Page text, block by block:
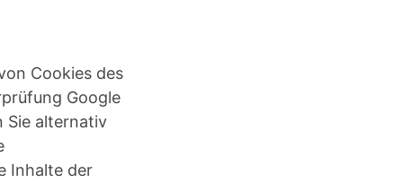
Cookies des
Google
Sie alternativ
Inhalte der